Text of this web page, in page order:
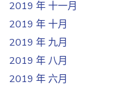
2019 年 十一月
2019 年 十月
2019 年 九月
2019 年 八月
2019 年 六月